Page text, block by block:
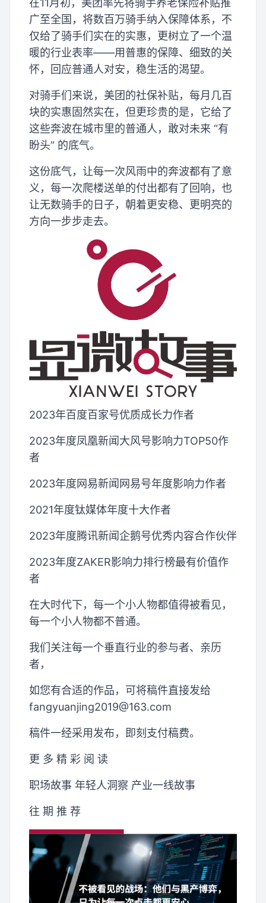
在11月初，美团率先将骑手养老保险补贴推
广至全国，将数百万骑手纳入保障体系，不
仅给了骑手们实在的实惠，更树立了一个温
暖的行业表率——用普惠的保障、细致的关
怀，回应普通人对安，稳生活的渴望。
对骑手们来说，美团的社保补贴，每月几百
块的实惠固然实在，但更珍贵的是，它给了
这些奔波在城市里的普通人，敢对未来 “有
盼头” 的底气。
这份底气，让每一次风雨中的奔波都有了意
义，每一次爬楼送单的付出都有了回响，也
让无数骑手的日子，朝着更安稳、更明亮的
方向一步步走去。
2023年百度百家号优质成长力作者
2023年度凤凰新闻大风号影响力TOP50作
者
2023年度网易新闻网易号年度影响力作者
2021年度钛媒体年度十大作者
2023年度腾讯新闻企鹅号优秀内容合作伙伴
2023年度ZAKER影响力排行榜最有价值作
者
在大时代下，每一个小人物都值得被看见，
每一个小人物都不普通。
我们关注每一个垂直行业的参与者、亲历
者，
如您有合适的作品，可将稿件直接发给
fangyuanjing2019@163.com
稿件一经采用发布，即刻支付稿费。
更 多 精 彩 阅 读
职场故事 年轻人洞察 产业一线故事
往 期 推 荐